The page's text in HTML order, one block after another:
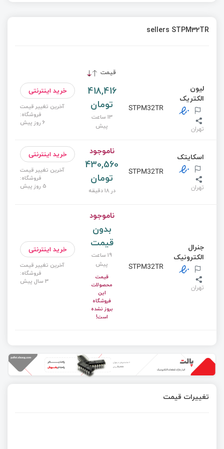
sellers STPM32TR
قیمت
لیون
الکتریک
تهران
STPM32TR
418,416
تومان
13 ساعت
پیش
خرید اینترنتی
آخرین تغییر قیمت
فروشگاه:
6 روز پیش
اسکایتک
تهران
STPM32TR
ناموجود
430,560
تومان
در 18 دقیقه
خرید اینترنتی
آخرین تغییر قیمت
فروشگاه:
5 روز پیش
جنرال
الکترونیک
تهران
STPM32TR
ناموجود
بدون
قیمت
19 ساعت
پیش
قیمت
محصولات
این
فروشگاه
بروز نشده
است!
خرید اینترنتی
آخرین تغییر قیمت
فروشگاه:
3 سال پیش
تغییرات قیمت